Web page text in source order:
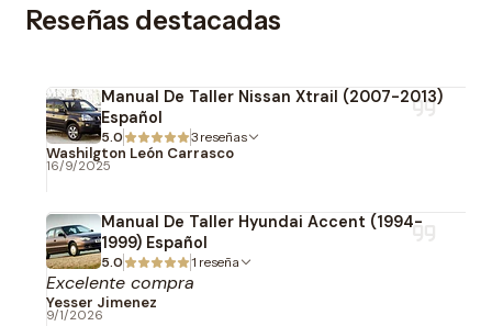
Reseñas destacadas
Manual De Taller Nissan Xtrail (2007-2013)
Español
5.0 3 reseñas
Washilgton León Carrasco
16/9/2025
Manual De Taller Hyundai Accent (1994-
1999) Español
5.0 1 reseña
Excelente compra
Yesser Jimenez
9/1/2026